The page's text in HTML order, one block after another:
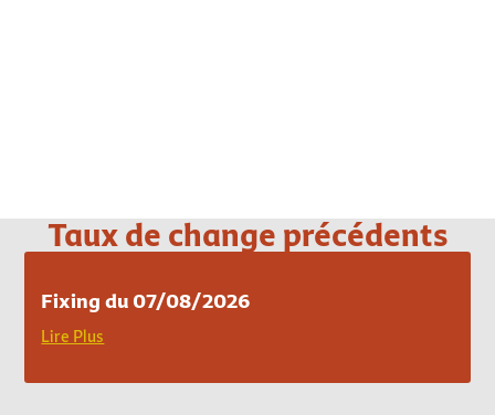
Taux de change précédents
Fixing du 07/08/2026
Lire Plus